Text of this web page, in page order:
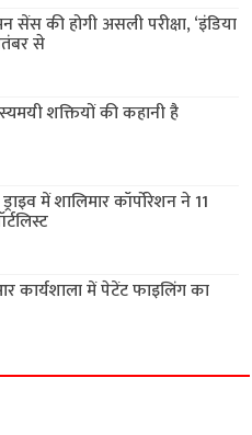
की होगी असली परीक्षा, ‘इंडिया
से
शक्तियों की कहानी है
में शालिमार कॉर्पोरेशन ने 11
कार्यशाला में पेटेंट फाइलिंग का